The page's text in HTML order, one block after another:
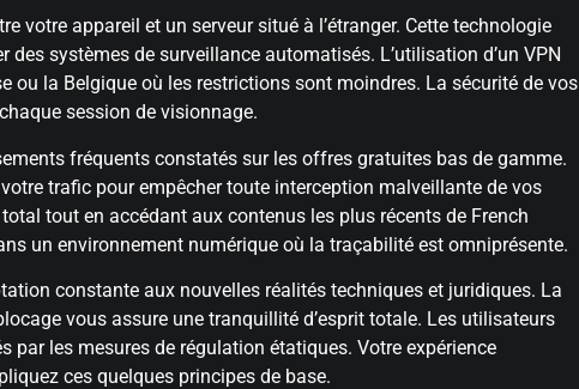
votre appareil et un serveur situé à l’étranger. Cette technologie
systèmes de surveillance automatisés. L’utilisation d’un VPN
ou la Belgique où les restrictions sont moindres. La sécurité de vos
session de visionnage.
fréquents constatés sur les offres gratuites bas de gamme.
trafic pour empêcher toute interception malveillante de vos
tout en accédant aux contenus les plus récents de French
un environnement numérique où la traçabilité est omniprésente.
constante aux nouvelles réalités techniques et juridiques. La
vous assure une tranquillité d’esprit totale. Les utilisateurs
les mesures de régulation étatiques. Votre expérience
ces quelques principes de base.